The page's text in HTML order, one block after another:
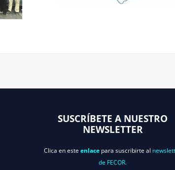
SUSCRÍBETE A NUESTRO
NEWSLETTER
Clica en este enlace para suscribirte al
de FECOR.